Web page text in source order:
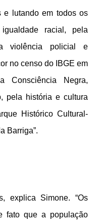
e lutando em todos os
racial, pela
violência policial e
no censo do IBGE em
Consciência Negra,
pela história e cultura
Histórico Cultural-
Barriga”.
explica Simone. “Os
fato que a população